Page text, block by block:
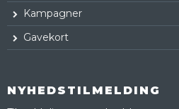
Kampagner
Gavekort
NYHEDSTILMELDING